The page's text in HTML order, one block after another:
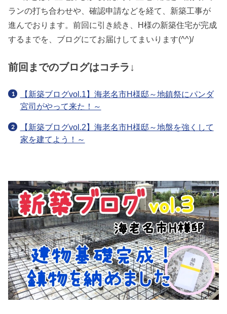
ランの打ち合わせや、確認申請などを経て、新築工事が
進んでおります。前回に引き続き、H様の新築住宅が完成
するまでを、ブログにてお届けしてまいります(^^)/
前回までのブログはコチラ↓
【新築ブログvol.1】海老名市H様邸～地鎮祭にパンダ
宮司がやって来た！～
【新築ブログvol.2】海老名市H様邸～地盤を強くして
家を建てよう！～